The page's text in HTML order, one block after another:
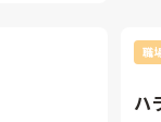
るみるう
なくなっ
っと手伝
「さすが
れて嬉し
職
ハ